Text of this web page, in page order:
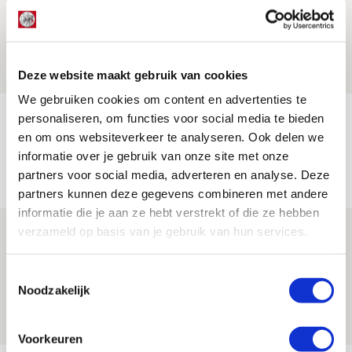
Deze website maakt gebruik van cookies
We gebruiken cookies om content en advertenties te
personaliseren, om functies voor social media te bieden
en om ons websiteverkeer te analyseren. Ook delen we
informatie over je gebruik van onze site met onze
partners voor social media, adverteren en analyse. Deze
partners kunnen deze gegevens combineren met andere
informatie die je aan ze hebt verstrekt of die ze hebben
verzameld op basis van je gebruik van hun services.
Noodzakelijk
Voorkeuren
Drie dingen die je moet weten over
Ajax - Shelbourne
NIEUWS
Ter Stegen over uitdagingen en
leidersrol bij Ajax
05 AUGUSTUS 2026 - 20:00
Míchels elf: zie jij al rol voor
aanwinsten in thuisduel met